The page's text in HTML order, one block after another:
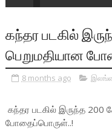
கந்தர படகில்
பெறுமதியான
8 months ago
கந்தர படகில் இருந்த 200
போதைப்பொருள்..!